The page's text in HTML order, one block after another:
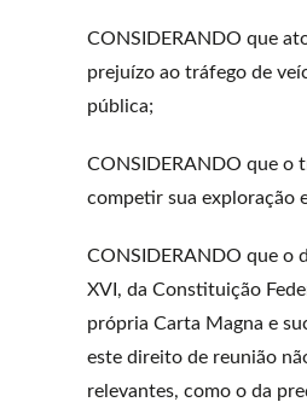
CONSIDERANDO que
prejuízo ao tráfego de
pública;
CONSIDERANDO que o
competir sua exploração
CONSIDERANDO que o
XVI, da Constituição
própria Carta Magna e
este direito de reunião
relevantes, como o da